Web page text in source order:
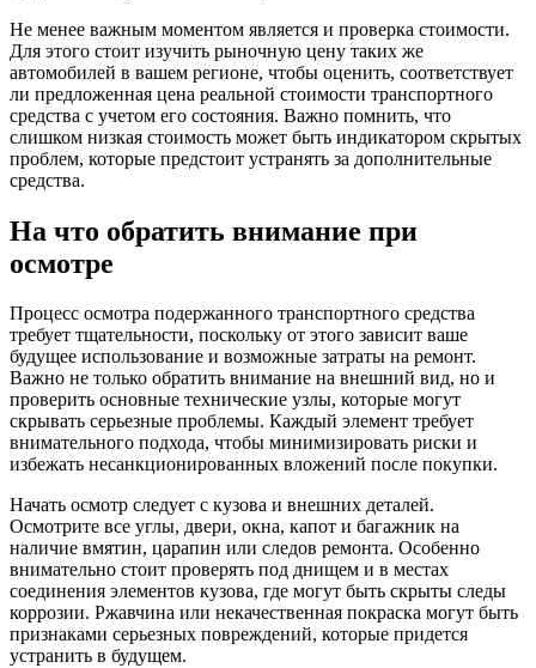
Не менее важным моментом является и проверка стоимости.
Для этого стоит изучить рыночную цену таких же
автомобилей в вашем регионе, чтобы оценить, соответствует
ли предложенная цена реальной стоимости транспортного
средства с учетом его состояния. Важно помнить, что
слишком низкая стоимость может быть индикатором скрытых
проблем, которые предстоит устранять за дополнительные
средства.
На что обратить внимание при
осмотре
Процесс осмотра подержанного транспортного средства
требует тщательности, поскольку от этого зависит ваше
будущее использование и возможные затраты на ремонт.
Важно не только обратить внимание на внешний вид, но и
проверить основные технические узлы, которые могут
скрывать серьезные проблемы. Каждый элемент требует
внимательного подхода, чтобы минимизировать риски и
избежать несанкционированных вложений после покупки.
Начать осмотр следует с кузова и внешних деталей.
Осмотрите все углы, двери, окна, капот и багажник на
наличие вмятин, царапин или следов ремонта. Особенно
внимательно стоит проверять под днищем и в местах
соединения элементов кузова, где могут быть скрыты следы
коррозии. Ржавчина или некачественная покраска могут быть
признаками серьезных повреждений, которые придется
устранить в будущем.